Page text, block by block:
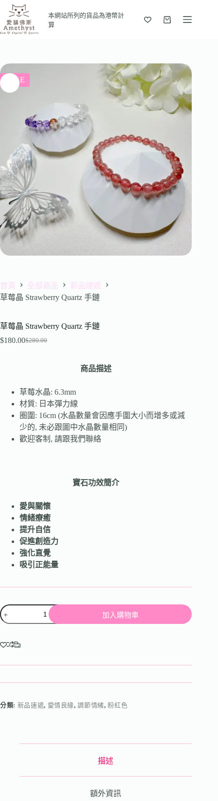
本網站所列的貨品為港幣計
算
SALE
首頁 全部商品
新品速遞
草莓晶 Strawberry Quartz 手鏈
草莓晶 Strawberry Quartz 手鏈
$280.00
$180.00
商品描述
草莓水晶: 6.3mm
材質: 日本彈力線
圈圍: 16cm (水晶數量會因應手圍大小而增多或減
少的, 未必跟圖中水晶數量相同)
歡迎客制, 請跟我們聯絡
寶石功效簡介
愛與關懷
情緒療癒
提升自信
促進創造力
強化直覺
吸引正能量
加入購物車
分類: 新品速遞, 愛情良緣,調節情緒,粉紅色
描述
額外資訊